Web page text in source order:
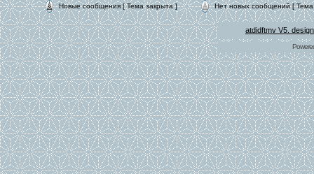
Новые сообщения [ Тема закрыта ]
Нет новых сообщений [ Тема
atdidftmv V5.